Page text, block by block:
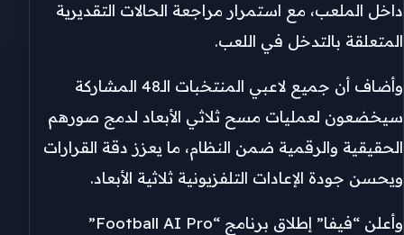
داخل الملعب، مع استمرار مراجعة الحالات التقديرية
المتعلقة بالتدخل في اللعب.
وأضاف أن جميع لاعبي المنتخبات الـ48 المشاركة
سيخضعون لعمليات مسح ثلاثي الأبعاد لدمج صورهم
الحقيقية والرقمية ضمن النظام، ما يعزز دقة القرارات
ويحسن جودة الإعادات التلفزيونية ثلاثية الأبعاد.
وأعلن “فيفا” إطلاق برنامج “Football AI Pro”